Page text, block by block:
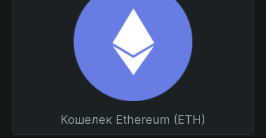
Кошелек Ethereum (ETH)